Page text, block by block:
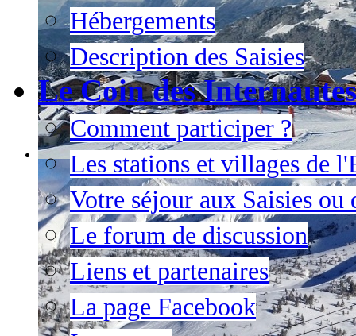
Hébergements
Description des Saisies
Le Coin des Internautes
Comment participer ?
Les stations et villages de
Votre séjour aux Saisies ou
Le forum de discussion
Liens et partenaires
La page Facebook